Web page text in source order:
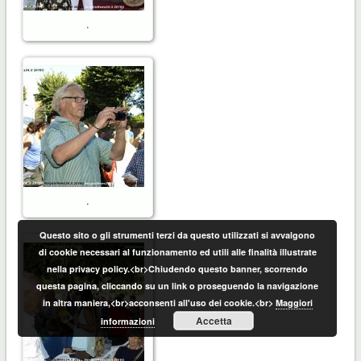
.
.
Questo sito o gli strumenti terzi da questo utilizzati si avvalgono
di cookie necessari al funzionamento ed utili alle finalità illustrate
nella privacy policy.<br>Chiudendo questo banner, scorrendo
questa pagina, cliccando su un link o proseguendo la navigazione
in altra maniera,<br>acconsenti all'uso dei cookie.<br> Maggiori
informazioni
Accetta